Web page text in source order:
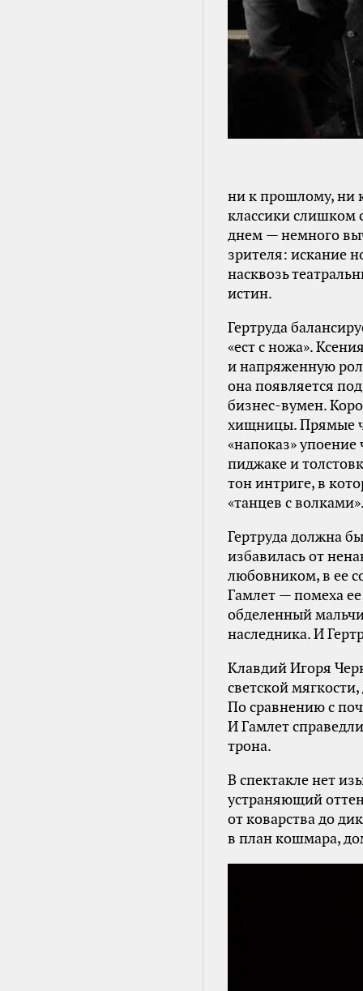
ни к прошлому, ни
классики слишком
днем — немного
зрителя: искание
насквозь
истин.
Гертруда
«ест с ножа».
и напряженную
она появляется
бизнес-вумен.
хищницы. Прямые
«напоказ»
пиджаке и
тон интриге, в
«танцев с
Гертруда должна
избавилась от
любовником, в ее
Гамлет — помеха
обделенный
наследника. И
Клавдий Игоря
светской
По сравнению с
И Гамлет
трона.
В спектакле нет
устраняющий
от коварства до
в план кошмара,